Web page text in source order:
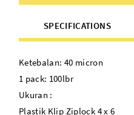
SPECIFICATIONS
Ketebalan: 40 micron
1 pack: 100lbr
Ukuran :
Plastik Klip Ziplock 4 x 6